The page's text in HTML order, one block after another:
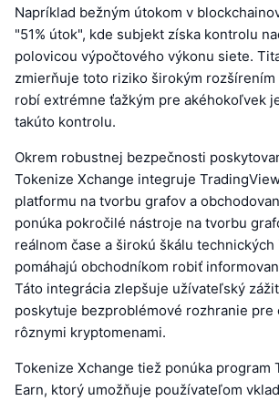
Napríklad bežným útokom v
"51% útok", kde subjekt získa kontrolu
polovicou výpočtového výkonu siete.
zmierňuje toto riziko širokým
robí extrémne ťažkým pre akéhokoľvek
takúto kontrolu.
Okrem robustnej bezpečnosti
Tokenize Xchange integruje
platformu na tvorbu grafov a
ponúka pokročilé nástroje na tvorbu
reálnom čase a širokú škálu
pomáhajú obchodníkom robiť
Táto integrácia zlepšuje užívateľský
poskytuje bezproblémové rozhranie pre
rôznymi kryptomenami.
Tokenize Xchange tiež ponúka program
Earn, ktorý umožňuje používateľom